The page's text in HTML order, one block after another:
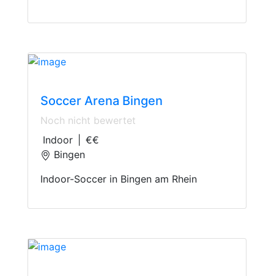
Soccer Arena Bingen
Noch nicht bewertet
Indoor
€€
Bingen
Indoor-Soccer in Bingen am Rhein